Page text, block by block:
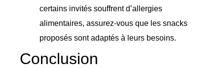
certains invités souffrent d’allergies
alimentaires, assurez-vous que les snacks
proposés sont adaptés à leurs besoins.
Conclusion